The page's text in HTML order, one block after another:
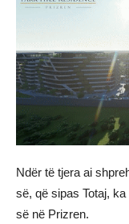
Ndër të tjera ai
së, që sipas Totaj,
së në Prizren.